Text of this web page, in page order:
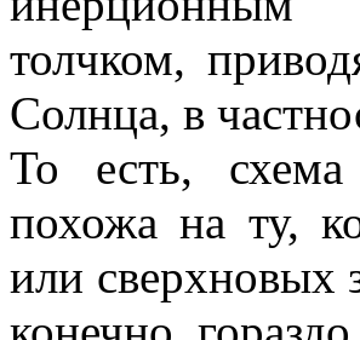
толчком,
Солнца, в
То есть, схема
похожа на ту,
или сверхновых